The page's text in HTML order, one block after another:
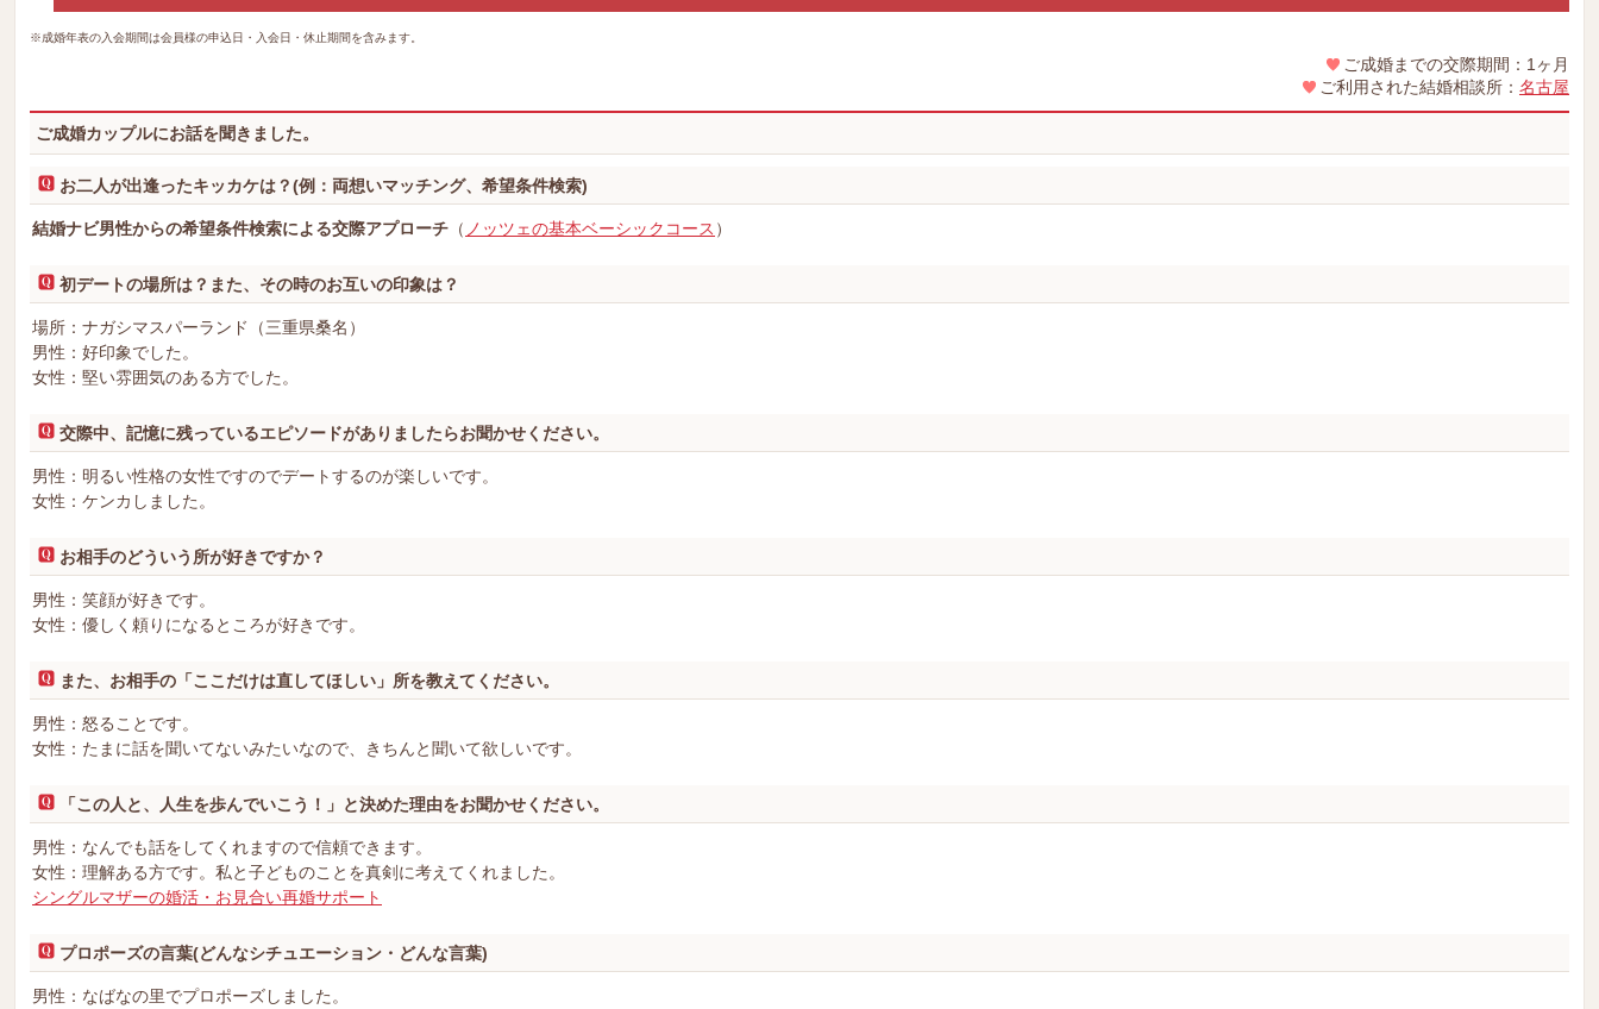
※成婚年表の入会期間は会員様の申込日・入会日・休止期間を含みます。
ご成婚までの交際期間：1ヶ月
ご利用された結婚相談所： 名古屋
ご成婚カップルにお話を聞きました。
お二人が出逢ったキッカケは？(例：両想いマッチング、希望条件検索)
結婚ナビ男性からの希望条件検索による交際アプローチ （ ノッツェの基本ベーシックコース ）
初デートの場所は？また、その時のお互いの印象は？
場所：ナガシマスパーランド（三重県桑名）
男性：好印象でした。
女性：堅い雰囲気のある方でした。
交際中、記憶に残っているエピソードがありましたらお聞かせください。
男性：明るい性格の女性ですのでデートするのが楽しいです。
女性：ケンカしました。
お相手のどういう所が好きですか？
男性：笑顔が好きです。
女性：優しく頼りになるところが好きです。
また、お相手の「ここだけは直してほしい」所を教えてください。
男性：怒ることです。
女性：たまに話を聞いてないみたいなので、きちんと聞いて欲しいです。
「この人と、人生を歩んでいこう！」と決めた理由をお聞かせください。
男性：なんでも話をしてくれますので信頼できます。
女性：理解ある方です。私と子どものことを真剣に考えてくれました。
シングルマザーの婚活・お見合い再婚サポート
プロポーズの言葉(どんなシチュエーション・どんな言葉)
男性：なばなの里でプロポーズしました。